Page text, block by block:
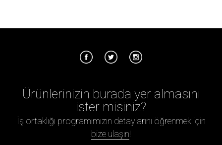
Ürünlerinizin burada yer almasını
ister misiniz?
İş ortaklığı programımızın detaylarını öğrenmek için
bize ulaşın!